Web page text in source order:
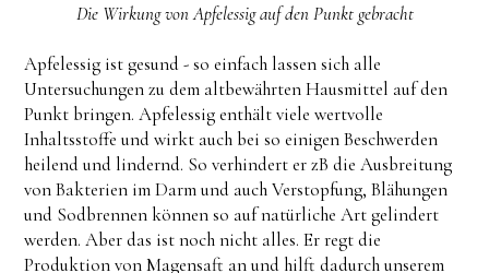
Die Wirkung von Apfelessig auf den Punkt gebracht
Apfelessig ist gesund - so einfach lassen sich alle
Untersuchungen zu dem altbewährten Hausmittel auf den
Punkt bringen. Apfelessig enthält viele wertvolle
Inhaltsstoffe und wirkt auch bei so einigen Beschwerden
heilend und lindernd. So verhindert er zB die Ausbreitung
von Bakterien im Darm und auch Verstopfung, Blähungen
und Sodbrennen können so auf natürliche Art gelindert
werden. Aber das ist noch nicht alles. Er regt die
Produktion von Magensaft an und hilft dadurch unserem